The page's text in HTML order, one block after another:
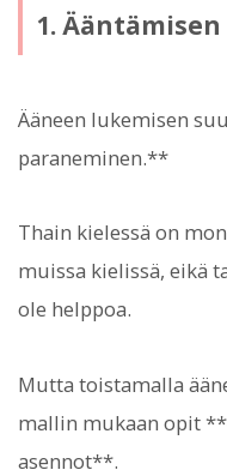
1.
Ääneen lukemisen
paraneminen.**
Thain kielessä on
muissa kielissä, eikä
ole helppoa.
Mutta toistamalla
mallin mukaan opit
asennot**.